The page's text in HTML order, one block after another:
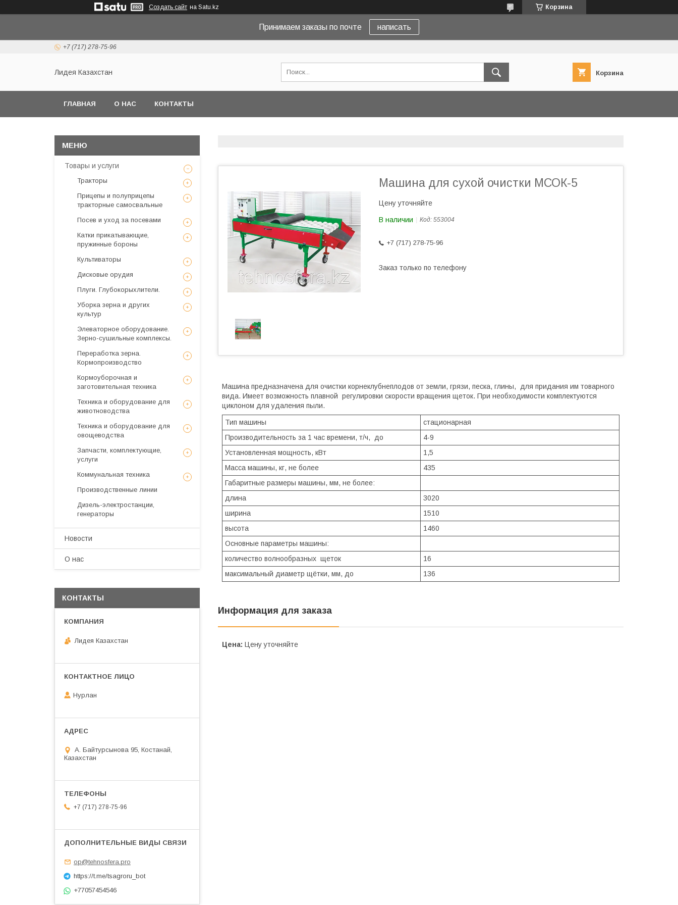
Создать сайт на Satu.kz Корзина
Принимаем заказы по почте написать
+7 (717) 278-75-96
Лидея Казахстан Корзина
ГЛАВНАЯ О НАС КОНТАКТЫ
Машина для сухой очистки МСОК-5
Цену уточняйте
В наличии Код: 553004
+7 (717) 278-75-96
Заказ только по телефону
Машина предназначена для очистки корнеклубнеплодов от земли, грязи, песка, глины, для придания им товарного
вида. Имеет возможность плавной регулировки скорости вращения щеток. При необходимости комплектуются
циклоном для удаления пыли.
Тип машины
стационарная
Производительность за 1 час времени, т/ч, до
4-9
Установленная мощность, кВт
1,5
Масса машины, кг, не более
435
Габаритные размеры машины, мм, не более:
длина
3020
ширина
1510
высота
1460
Основные параметры машины:
количество волнообразных щеток
16
максимальный диаметр щётки, мм, до
136
Информация для заказа
Цена: Цену уточняйте
Товары и услуги
Тракторы
Прицепы и полуприцепы
тракторные самосвальные
Посев и уход за посевами
Катки прикатывающие,
пружинные бороны
Культиваторы
Дисковые орудия
Плуги. Глубокорыхлители.
Уборка зерна и других
культур
Элеваторное оборудование.
Зерно-сушильные комплексы.
Переработка зерна.
Кормопроизводство
Кормоуборочная и
заготовительная техника
Техника и оборудование для
животноводства
Техника и оборудование для
овощеводства
Запчасти, комплектующие,
услуги
Коммунальная техника
Производственные линии
Дизель-электростанции,
генераторы
Новости
О нас
КОНТАКТЫ
Лидея Казахстан
Нурлан
А. Байтурсынова 95, Костанай,
Казахстан
+7 (717) 278-75-96
op@tehnosfera.pro
https://t.me/tsagroru_bot
+77057454546